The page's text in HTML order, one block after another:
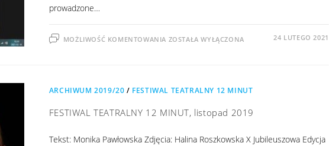
prowadzone…
MOŻLIWOŚĆ KOMENTOWANIA ZOSTAŁA WYŁĄCZONA 24 LUTEGO 2021
ARCHIWUM 2019/20 / FESTIWAL TEATRALNY 12 MINUT
FESTIWAL TEATRALNY 12 MINUT, listopad 2019
Tekst: Monika Pawłowska Zdjęcia: Halina Roszkowska X Jubileuszowa Edycja